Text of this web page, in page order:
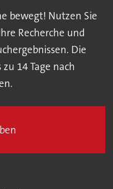
bewegt! Nutzen Sie
Recherche und
Die
14 Tage nach